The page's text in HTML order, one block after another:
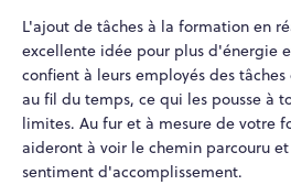
L'ajout de tâches à la formation en
excellente idée pour plus d'énergie
confient à leurs employés des
au fil du temps, ce qui les pousse à
limites. Au fur et à mesure de votre
aideront à voir le chemin parcouru
sentiment d'accomplissement.